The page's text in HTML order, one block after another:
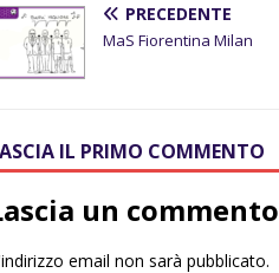
PRECEDENTE
MaS Fiorentina Milan
IL PRIMO COMMENTO
un commento
email non sarà pubblicato.